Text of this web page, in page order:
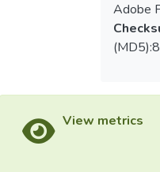
Adobe
View metrics